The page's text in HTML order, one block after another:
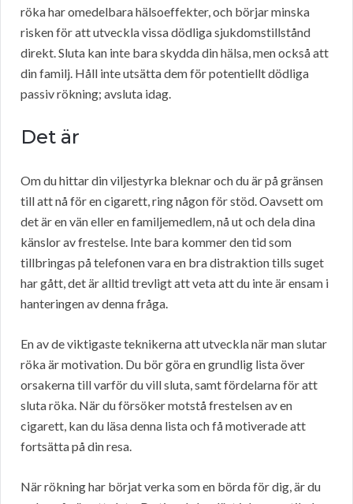
röka har omedelbara hälsoeffekter, och börjar minska
risken för att utveckla vissa dödliga sjukdomstillstånd
direkt. Sluta kan inte bara skydda din hälsa, men också att
din familj. Håll inte utsätta dem för potentiellt dödliga
passiv rökning; avsluta idag.
Det är
Om du hittar din viljestyrka bleknar och du är på gränsen
till att nå för en cigarett, ring någon för stöd. Oavsett om
det är en vän eller en familjemedlem, nå ut och dela dina
känslor av frestelse. Inte bara kommer den tid som
tillbringas på telefonen vara en bra distraktion tills suget
har gått, det är alltid trevligt att veta att du inte är ensam i
hanteringen av denna fråga.
En av de viktigaste teknikerna att utveckla när man slutar
röka är motivation. Du bör göra en grundlig lista över
orsakerna till varför du vill sluta, samt fördelarna för att
sluta röka. När du försöker motstå frestelsen av en
cigarett, kan du läsa denna lista och få motiverade att
fortsätta på din resa.
När rökning har börjat verka som en börda för dig, är du